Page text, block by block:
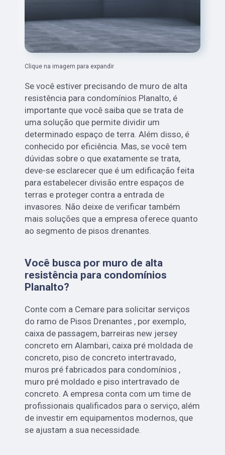
Clique na imagem para expandir
Se você estiver precisando de muro de alta
resistência para condomínios Planalto, é
importante que você saiba que se trata de
uma solução que permite dividir um
determinado espaço de terra. Além disso, é
conhecido por eficiência. Mas, se você tem
dúvidas sobre o que exatamente se trata,
deve-se esclarecer que é um edificação feita
para estabelecer divisão entre espaços de
terras e proteger contra a entrada de
invasores. Não deixe de verificar também
mais soluções que a empresa oferece quanto
ao segmento de pisos drenantes.
Você busca por muro de alta
resistência para condomínios
Planalto?
Conte com a Cemare para solicitar serviços
do ramo de Pisos Drenantes , por exemplo,
caixa de passagem, barreiras new jersey
concreto em Alambari, caixa pré moldada de
concreto, piso de concreto intertravado,
muros pré fabricados para condomínios ,
muro pré moldado e piso intertravado de
concreto. A empresa conta com um time de
profissionais qualificados para o serviço, além
de investir em equipamentos modernos, que
se ajustam a sua necessidade.